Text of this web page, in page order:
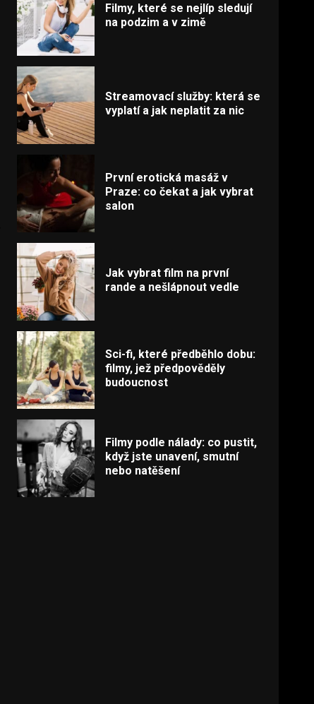
Filmy, které se nejlíp sledují
na podzim a v zimě
Streamovací služby: která se
vyplatí a jak neplatit za nic
První erotická masáž v
Praze: co čekat a jak vybrat
salon
Jak vybrat film na první
rande a nešlápnout vedle
Sci-fi, které předběhlo dobu:
filmy, jež předpověděly
budoucnost
Filmy podle nálady: co pustit,
když jste unavení, smutní
nebo natěšení